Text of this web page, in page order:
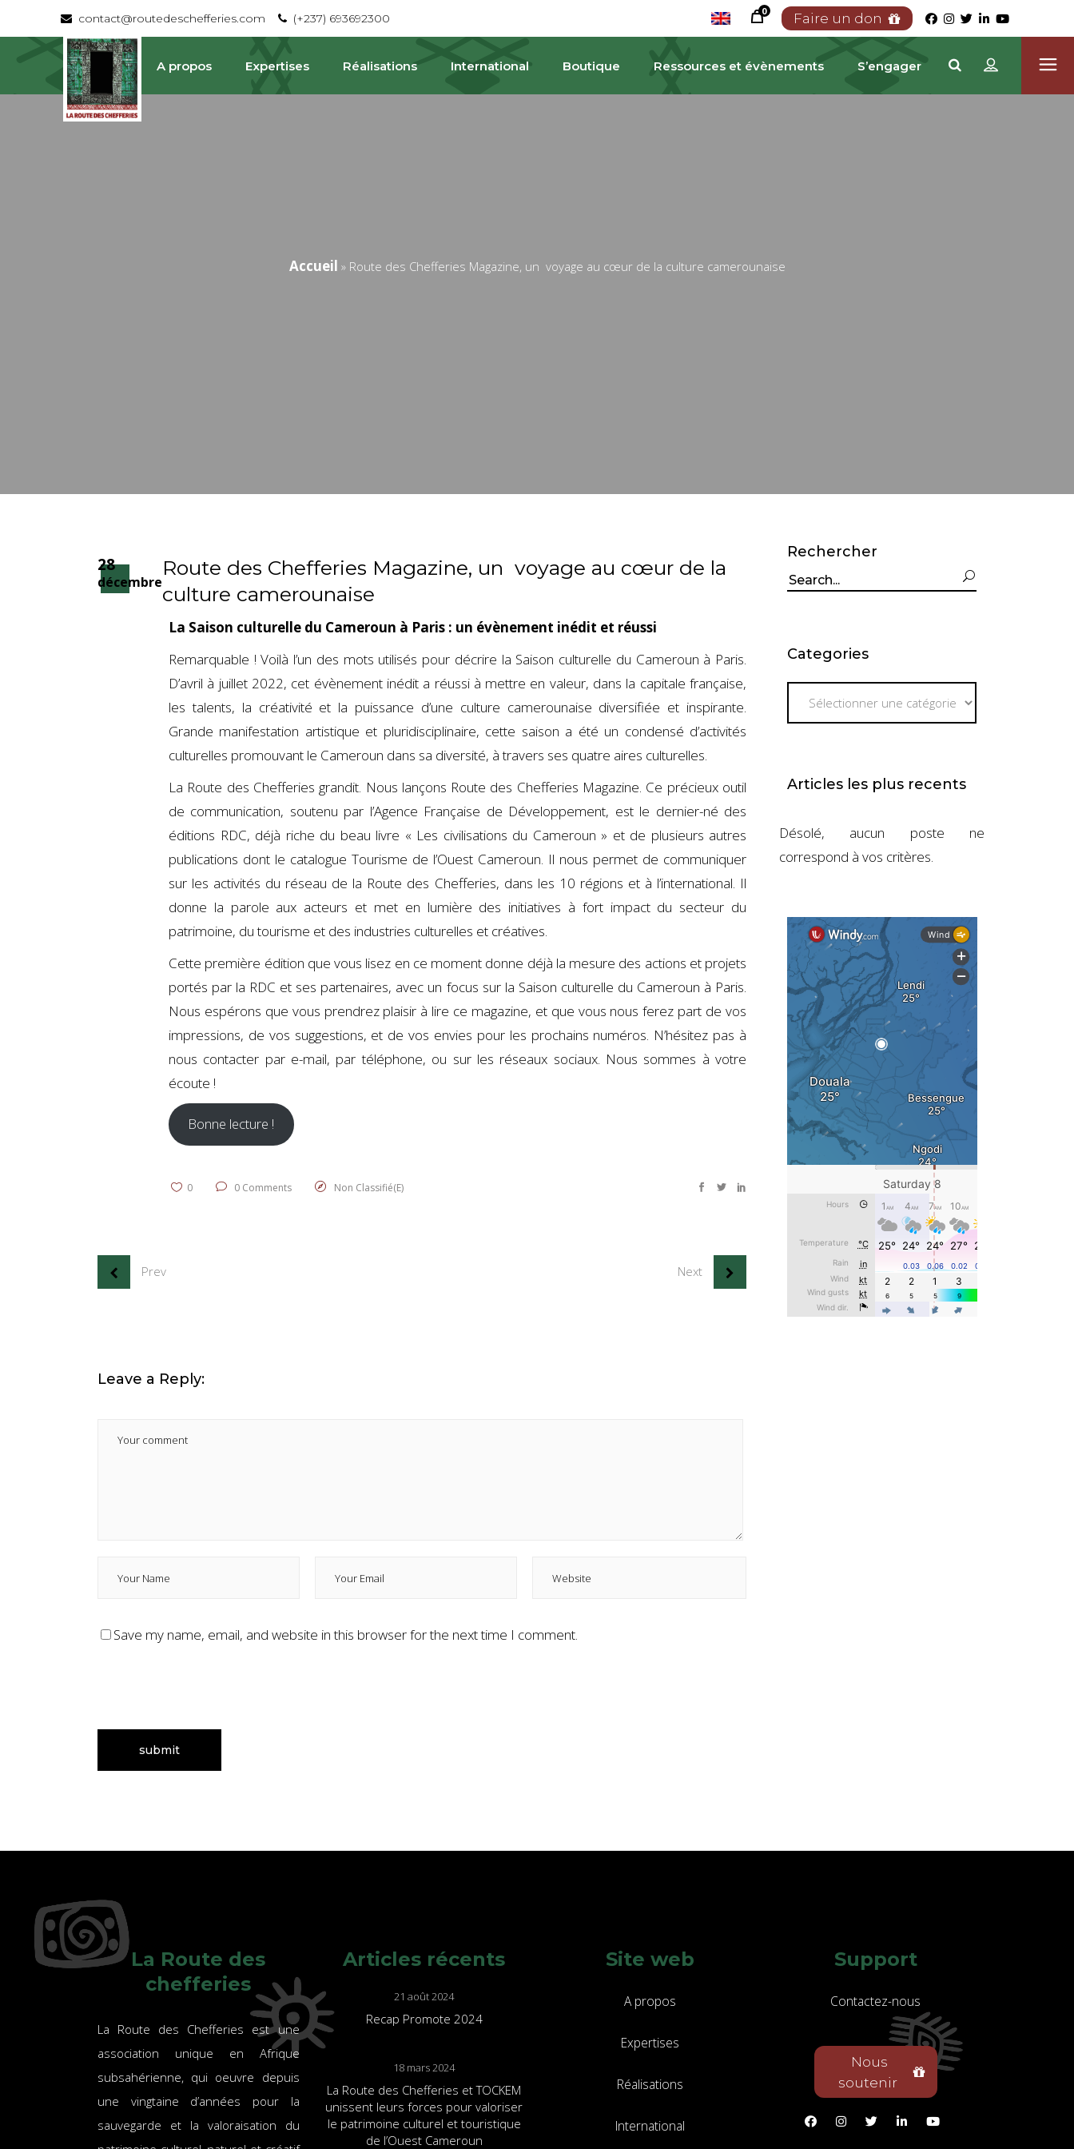
contact@routedeschefferies.com (+237) 693692300
0 Faire un don
A propos Expertises Réalisations International Boutique Ressources et évènements S’engager
Accueil » Route des Chefferies Magazine, un voyage au cœur de la culture camerounaise
28
décembre
Route des Chefferies Magazine, un voyage au cœur de la
culture camerounaise
La Saison culturelle du Cameroun à Paris : un évènement inédit et réussi
Remarquable ! Voilà l’un des mots utilisés pour décrire la Saison culturelle du Cameroun à Paris.
D’avril à juillet 2022, cet évènement inédit a réussi à mettre en valeur, dans la capitale française,
les talents, la créativité et la puissance d’une culture camerounaise diversifiée et inspirante.
Grande manifestation artistique et pluridisciplinaire, cette saison a été un condensé d’activités
culturelles promouvant le Cameroun dans sa diversité, à travers ses quatre aires culturelles.
La Route des Chefferies grandit. Nous lançons Route des Chefferies Magazine. Ce précieux outil
de communication, soutenu par l’Agence Française de Développement, est le dernier-né des
éditions RDC, déjà riche du beau livre « Les civilisations du Cameroun » et de plusieurs autres
publications dont le catalogue Tourisme de l’Ouest Cameroun. Il nous permet de communiquer
sur les activités du réseau de la Route des Chefferies, dans les 10 régions et à l’international. Il
donne la parole aux acteurs et met en lumière des initiatives à fort impact du secteur du
patrimoine, du tourisme et des industries culturelles et créatives.
Cette première édition que vous lisez en ce moment donne déjà la mesure des actions et projets
portés par la RDC et ses partenaires, avec un focus sur la Saison culturelle du Cameroun à Paris.
Nous espérons que vous prendrez plaisir à lire ce magazine, et que vous nous ferez part de vos
impressions, de vos suggestions, et de vos envies pour les prochains numéros. N’hésitez pas à
nous contacter par e-mail, par téléphone, ou sur les réseaux sociaux. Nous sommes à votre
écoute !
Bonne lecture !
0 0 Comments Non Classifié(e)
Prev Next
Leave a Reply:
Save my name, email, and website in this browser for the next time I comment.
Rechercher
Search
Categories
Categories
Articles les plus recents
Désolé, aucun poste ne
correspond à vos critères.
La Route des
chefferies
La Route des Chefferies est une
association unique en Afrique
subsahérienne, qui oeuvre depuis
une vingtaine d’années pour la
sauvegarde et la valoraisation du
Articles récents
21 août 2024
Recap Promote 2024
18 mars 2024
La Route des Chefferies et TOCKEM
unissent leurs forces pour valoriser
le patrimoine culturel et touristique
de l’Ouest Cameroun
Site web
A propos
Expertises
Réalisations
International
Support
Contactez-nous
Nous
soutenir